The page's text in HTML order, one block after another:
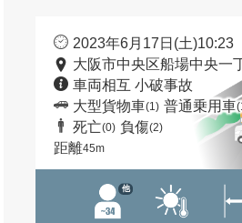
2023年6月17日(土)10:23
大阪市中央区船場中央一
車両相互 小破事故
大型貨物車(1) 普通乗用車
死亡(0) 負傷(2)
距離45m
他